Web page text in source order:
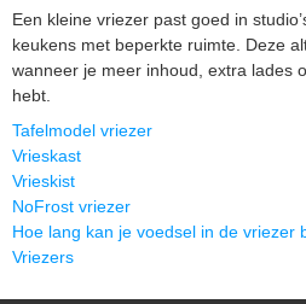
Een kleine vriezer past goed in
keukens met beperkte ruimte. Deze
wanneer je meer inhoud, extra lades
hebt.
Tafelmodel vriezer
Vrieskast
Vrieskist
NoFrost vriezer
Hoe lang kan je voedsel in de vriezer
Vriezers